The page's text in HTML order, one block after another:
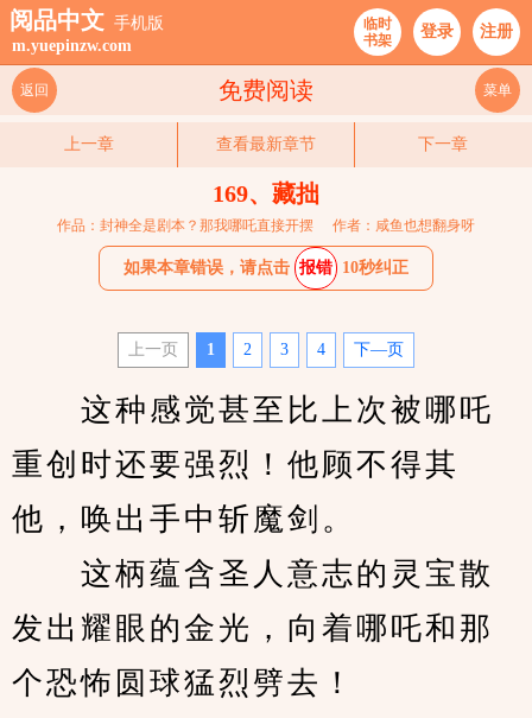
阅品中文 手机版
m.yuepinzw.com
临时
书架
登录 注册
免费阅读
返回 菜单
上一章 查看最新章节 下一章
169、藏拙
作品：封神全是剧本？那我哪吒直接开摆 作者：咸鱼也想翻身呀
如果本章错误，请点击 报错 10秒纠正
上一页 1 2 3 4 下—页
这种感觉甚至比上次被哪吒
重创时还要强烈！他顾不得其
他，唤出手中斩魔剑。
这柄蕴含圣人意志的灵宝散
发出耀眼的金光，向着哪吒和那
个恐怖圆球猛烈劈去！